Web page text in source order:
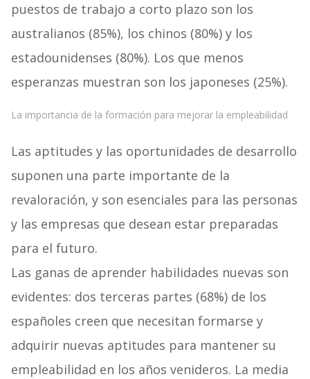
puestos de trabajo a corto plazo son los
australianos (85%), los chinos (80%) y los
estadounidenses (80%). Los que menos
esperanzas muestran son los japoneses (25%).
La importancia de la formación para mejorar la empleabilidad
Las aptitudes y las oportunidades de desarrollo
suponen una parte importante de la
revaloración, y son esenciales para las personas
y las empresas que desean estar preparadas
para el futuro.
Las ganas de aprender habilidades nuevas son
evidentes: dos terceras partes (68%) de los
españoles creen que necesitan formarse y
adquirir nuevas aptitudes para mantener su
empleabilidad en los años venideros. La media